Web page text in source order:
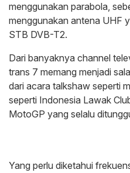
menggunakan parabola,
menggunakan antena UHF
STB DVB-T2.
Dari banyaknya channel
trans 7 memang menjadi
dari acara talkshaw seperti
seperti Indonesia Lawak
MotoGP yang selalu
Yang perlu diketahui